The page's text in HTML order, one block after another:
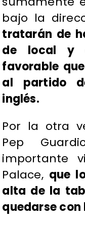
bajo la
tratarán de
de local y
favorable
al partido
inglés.
Por la otra
Pep
importante
Palace, que
alta de la
quedarse con